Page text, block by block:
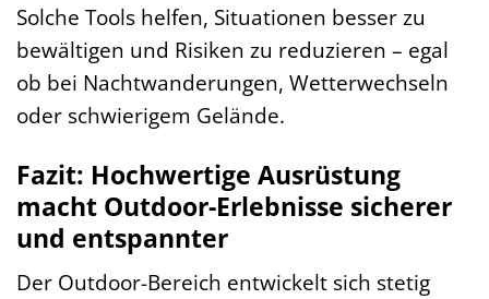
Solche Tools helfen, Situationen besser zu
bewältigen und Risiken zu reduzieren – egal
ob bei Nachtwanderungen, Wetterwechseln
oder schwierigem Gelände.
Fazit: Hochwertige Ausrüstung
macht Outdoor-Erlebnisse sicherer
und entspannter
Der Outdoor-Bereich entwickelt sich stetig